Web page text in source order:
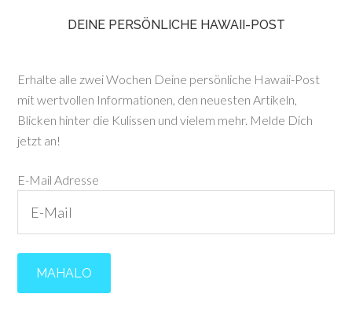
DEINE PERSÖNLICHE HAWAII-POST
Erhalte alle zwei Wochen Deine persönliche Hawaii-Post
mit wertvollen Informationen, den neuesten Artikeln,
Blicken hinter die Kulissen und vielem mehr. Melde Dich
jetzt an!
E-Mail Adresse